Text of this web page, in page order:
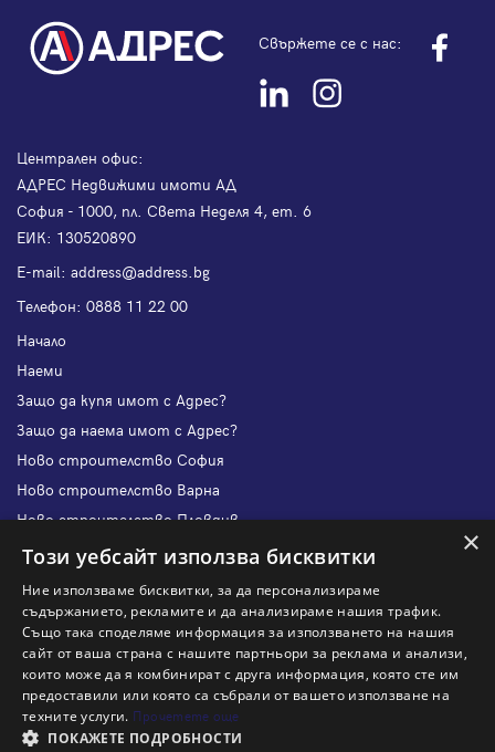
Свържете се с нас:
Централен офис:
АДРЕС Недвижими имоти АД
София - 1000, пл. Света Неделя 4, ет. 6
ЕИК: 130520890
Е-mail: address@address.bg
Телефон: 0888 11 22 00
Начало
Наеми
Защо да купя имот с Адрес?
Защо да наема имот с Адрес?
Ново строителство София
Ново строителство Варна
Ново строителство Пловдив
Ново строителство Бургас
Защо да отдам имот с Адрес?
Наши офиси
Кариери
Кои сме ние?
Франчайз
×
Този уебсайт използва бисквитки
Ние използваме бисквитки, за да персонализираме
съдържанието, рекламите и да анализираме нашия трафик.
Също така споделяме информация за използването на нашия
сайт от ваша страна с нашите партньори за реклама и анализи,
които може да я комбинират с друга информация, която сте им
предоставили или която са събрали от вашето използване на
техните услуги. Прочетете още
ПОКАЖЕТЕ ПОДРОБНОСТИ